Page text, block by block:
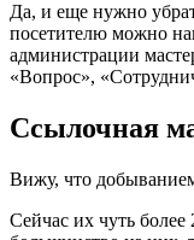
Да, и еще нужно
посетителю можно
администрации
«Вопрос»,
Ссылочная
Вижу, что
Сейчас их чуть